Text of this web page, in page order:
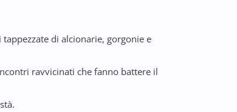
di alcionarie, gorgonie e
ravvicinati che fanno battere il